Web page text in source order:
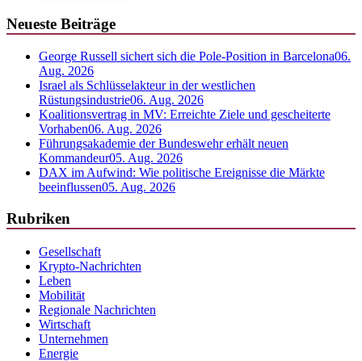
Neueste Beiträge
George Russell sichert sich die Pole-Position in Barcelona06.
Aug. 2026
Israel als Schlüsselakteur in der westlichen
Rüstungsindustrie06. Aug. 2026
Koalitionsvertrag in MV: Erreichte Ziele und gescheiterte
Vorhaben06. Aug. 2026
Führungsakademie der Bundeswehr erhält neuen
Kommandeur05. Aug. 2026
DAX im Aufwind: Wie politische Ereignisse die Märkte
beeinflussen05. Aug. 2026
Rubriken
Gesellschaft
Krypto-Nachrichten
Leben
Mobilität
Regionale Nachrichten
Wirtschaft
Unternehmen
Energie